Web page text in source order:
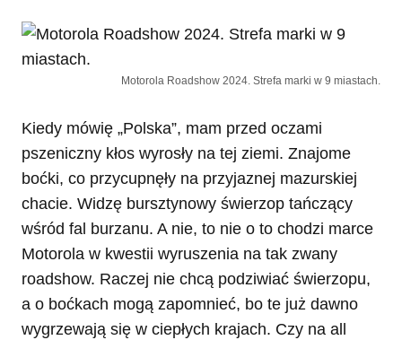
Motorola Roadshow 2024. Strefa marki w 9 miastach.
Kiedy mówię „Polska”, mam przed oczami
pszeniczny kłos wyrosły na tej ziemi. Znajome
boćki, co przycupnęły na przyjaznej mazurskiej
chacie. Widzę bursztynowy świerzop tańczący
wśród fal burzanu. A nie, to nie o to chodzi marce
Motorola w kwestii wyruszenia na tak zwany
roadshow. Raczej nie chcą podziwiać świerzopu,
a o boćkach mogą zapomnieć, bo te już dawno
wygrzewają się w ciepłych krajach. Czy na all